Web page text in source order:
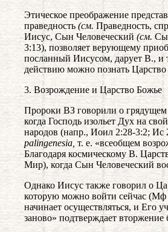
Этическое преображение
праведность (см. Праведность,
Иисус, Сын Человеческий (см.
3:13), позволяет верующему
посланный Иисусом, дарует В., и
действию можно познать
3. Возрождение и Царство Божье
Пророки ВЗ говорили о грядущем
когда Господь изольет Дух на
народов (напр., Иоил 2:28-3:2; Ис
palingenesia, т. е. «всеобщем
Благодаря космическому В.
Мир), когда Сын Человеческий
Однако Иисус также говорил о
которую можно войти сейчас
начинает осуществляться, и Его
заново» подтверждает вторжение